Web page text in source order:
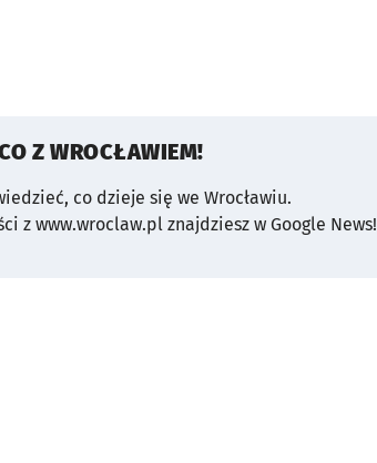
Z WROCŁAWIEM!
co dzieje się we Wrocławiu.
z www.wroclaw.pl znajdziesz w Google News!